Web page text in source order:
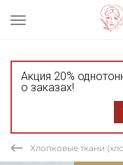
Акция 20%
о заказах!
Хлопковые ткани